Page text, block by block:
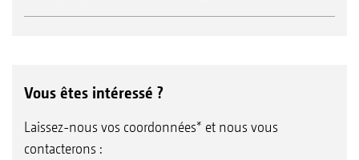
Vous êtes intéressé ?
Laissez-nous vos coordonnées* et nous vous
contacterons :